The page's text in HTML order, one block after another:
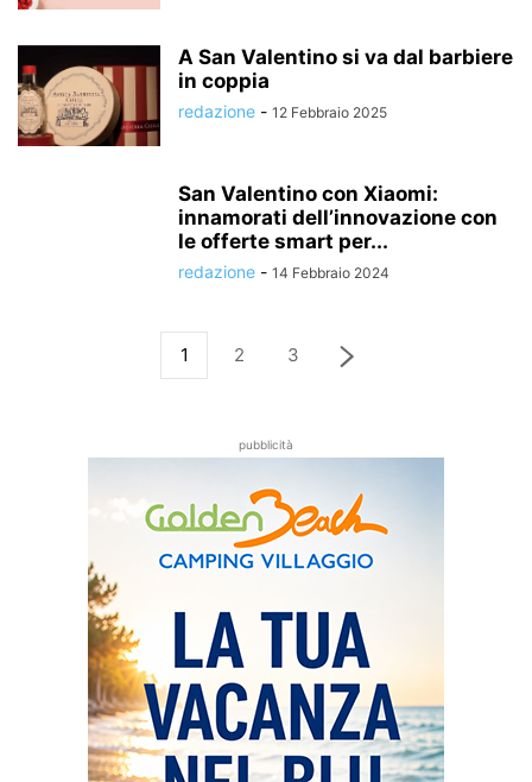
A San Valentino si va dal barbiere
in coppia
redazione - 12 Febbraio 2025
San Valentino con Xiaomi:
innamorati dell’innovazione con
le offerte smart per...
redazione - 14 Febbraio 2024
1 2 3
pubblicità